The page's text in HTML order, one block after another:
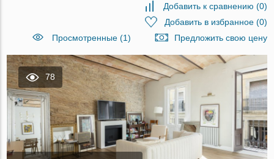
Добавить к сравнению (0)
Добавить в избранное(0)
Просмотренные (1)
Предложить свою цену
78